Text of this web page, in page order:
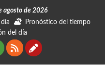
agosto de 2026
Pronóstico del tiempo
del día
RSSContáctanos